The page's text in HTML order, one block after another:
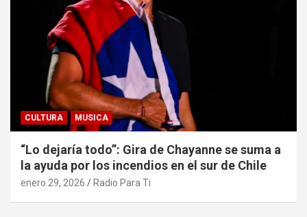
CULTURA MUSICA
“Lo dejaría todo”: Gira de Chayanne se suma a
la ayuda por los incendios en el sur de Chile
enero 29, 2026 Radio Para Ti